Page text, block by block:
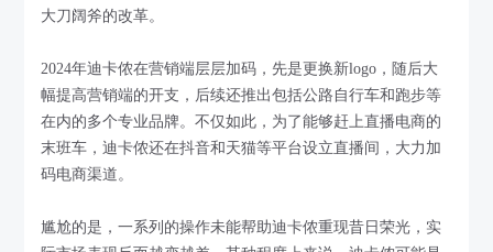
大刀阔斧的改革。
2024年迪卡侬在营销端层层加码，先是更换新logo，随后大
幅提高营销端的开支，后续还推出包括公路自行车和跑步等
在内的多个专业品牌。不仅如此，为了能够赶上直播电商的
末班车，迪卡侬还在抖音和天猫等平台设立直播间，大力加
码电商渠道。
尴尬的是，一系列的操作未能帮助迪卡侬重现昔日荣光，实